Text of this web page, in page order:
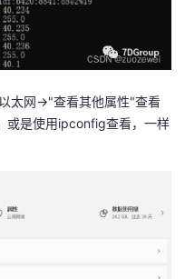
太网->"查看其他属性"查看
或是使用ipconfig查看，一样